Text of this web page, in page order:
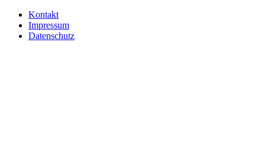
Kontakt
Impressum
Datenschutz